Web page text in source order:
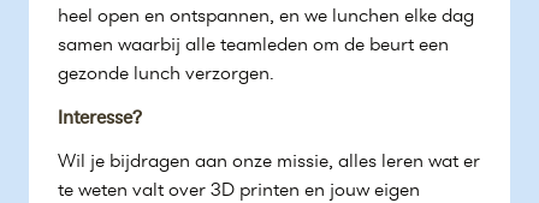
heel open en ontspannen, en we lunchen elke dag
samen waarbij alle teamleden om de beurt een
gezonde lunch verzorgen.
Interesse?
Wil je bijdragen aan onze missie, alles leren wat er
te weten valt over 3D printen en jouw eigen